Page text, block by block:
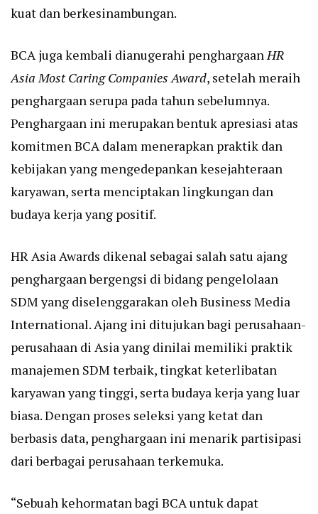
kuat dan berkesinambungan.
BCA juga kembali dianugerahi penghargaanHR
Asia Most Caring Companies Award, setelah meraih
penghargaan serupa pada tahun sebelumnya.
Penghargaan ini merupakan bentuk apresiasi atas
komitmen BCA dalam menerapkan praktik dan
kebijakan yang mengedepankan kesejahteraan
karyawan, serta menciptakan lingkungan dan
budaya kerja yang positif.
HR Asia Awards dikenal sebagai salah satu ajang
penghargaan bergengsi di bidang pengelolaan
SDM yang diselenggarakan oleh Business Media
International. Ajang ini ditujukan bagi perusahaan-
perusahaan di Asia yang dinilai memiliki praktik
manajemen SDM terbaik, tingkat keterlibatan
karyawan yang tinggi, serta budaya kerja yang luar
biasa. Dengan proses seleksi yang ketat dan
berbasis data, penghargaan ini menarik partisipasi
dari berbagai perusahaan terkemuka.
“Sebuah kehormatan bagi BCA untuk dapat